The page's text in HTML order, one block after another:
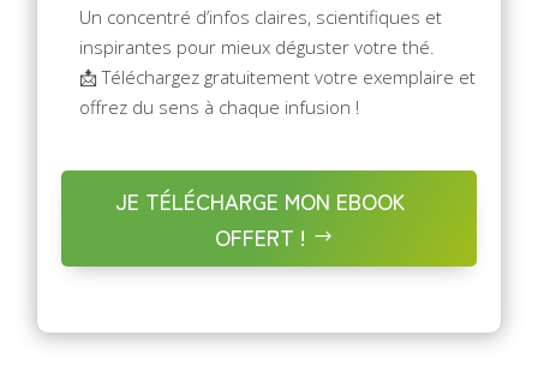
Un concentré d’infos claires, scientifiques et
inspirantes pour mieux déguster votre thé.
📩 Téléchargez gratuitement votre exemplaire et
offrez du sens à chaque infusion !
JE TÉLÉCHARGE MON EBOOK
OFFERT !